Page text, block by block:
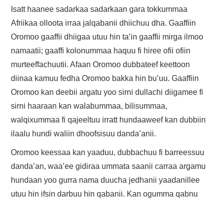
Isatt haanee sadarkaa sadarkaan gara tokkummaa
Afriikaa olloota irraa jalqabanii dhiichuu dha. Gaaffiin
Oromoo gaaffii dhiigaa utuu hin ta’in gaaffii mirga ilmoo
namaatii; gaaffi kolonummaa haquu fi hiree ofii ofiin
murteeffachuutii. Afaan Oromoo dubbateef keettoon
diinaa kamuu fedha Oromoo bakka hin bu’uu. Gaaffiin
Oromoo kan deebii argatu yoo sirni dullachi diigamee fi
sirni haaraan kan walabummaa, bilisummaa,
walqixummaa fi qajeeltuu irratt hundaaweef kan dubbiin
ilaalu hundi waliin dhoofsisuu danda’anii.
Oromoo keessaa kan yaaduu, dubbachuu fi barreessuu
danda’an, waa’ee gidiraa ummata saanii carraa argamu
hundaan yoo gurra nama duucha jedhanii yaadanillee
utuu hin ifsin darbuu hin qabanii. Kan ogumma qabnu